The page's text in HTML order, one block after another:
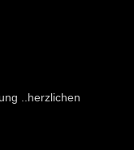
..herzlichen